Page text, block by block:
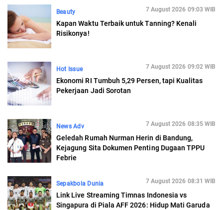
Beauty 7 August 2026 09:03 WIB
Kapan Waktu Terbaik untuk Tanning? Kenali
Risikonya!
Hot Issue 7 August 2026 09:02 WIB
Ekonomi RI Tumbuh 5,29 Persen, tapi Kualitas
Pekerjaan Jadi Sorotan
News Adv 7 August 2026 08:35 WIB
Geledah Rumah Nurman Herin di Bandung,
Kejagung Sita Dokumen Penting Dugaan TPPU
Febrie
Sepakbola Dunia 7 August 2026 08:31 WIB
Link Live Streaming Timnas Indonesia vs
Singapura di Piala AFF 2026: Hidup Mati Garuda